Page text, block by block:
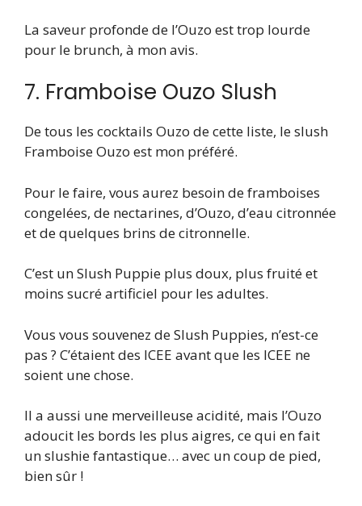
La saveur profonde de l’Ouzo est trop lourde
pour le brunch, à mon avis.
7. Framboise Ouzo Slush
De tous les cocktails Ouzo de cette liste, le slush
Framboise Ouzo est mon préféré.
Pour le faire, vous aurez besoin de framboises
congelées, de nectarines, d’Ouzo, d’eau citronnée
et de quelques brins de citronnelle.
C’est un Slush Puppie plus doux, plus fruité et
moins sucré artificiel pour les adultes.
Vous vous souvenez de Slush Puppies, n’est-ce
pas ? C’étaient des ICEE avant que les ICEE ne
soient une chose.
Il a aussi une merveilleuse acidité, mais l’Ouzo
adoucit les bords les plus aigres, ce qui en fait
un slushie fantastique… avec un coup de pied,
bien sûr !